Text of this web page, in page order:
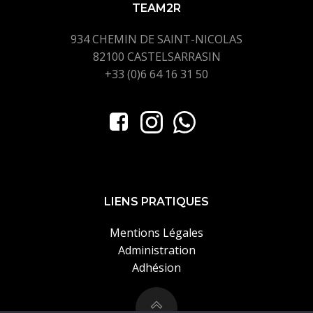
TEAM2R
934 CHEMIN DE SAINT-NICOLAS
82100 CASTELSARRASIN
+33 (0)6 64 16 31 50
LIENS PRATIQUES
Mentions Légales
Administration
Adhésion